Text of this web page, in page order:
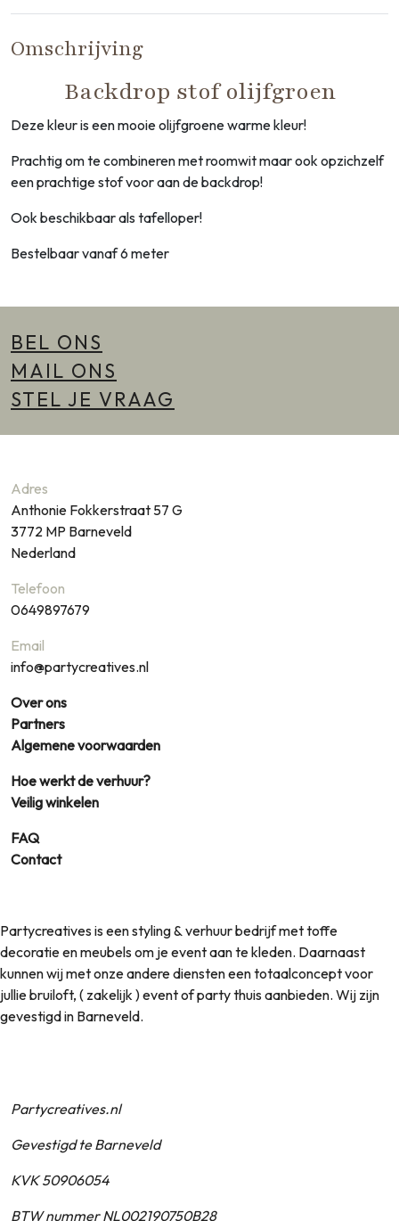
Omschrijving
Backdrop stof olijfgroen
Deze kleur is een mooie olijfgroene warme kleur!
Prachtig om te combineren met roomwit maar ook opzichzelf
een prachtige stof voor aan de backdrop!
Ook beschikbaar als tafelloper!
Bestelbaar vanaf 6 meter
BEL ONS
MAIL ONS
STEL JE VRAAG
Adres
Anthonie Fokkerstraat 57 G
3772 MP Barneveld
Nederland
Telefoon
0649897679
Email
info@partycreatives.nl
Over ons
Partners
Algemene voorwaarden
Hoe werkt de verhuur?
Veilig winkelen
FAQ
Contact
Partycreatives is een styling & verhuur bedrijf met toffe
decoratie en meubels om je event aan te kleden. Daarnaast
kunnen wij met onze andere diensten een totaalconcept voor
jullie bruiloft, ( zakelijk ) event of party thuis aanbieden. Wij zijn
gevestigd in Barneveld.
Partycreatives.nl
Gevestigd te Barneveld
KVK 50906054
BTW nummer NL002190750B28